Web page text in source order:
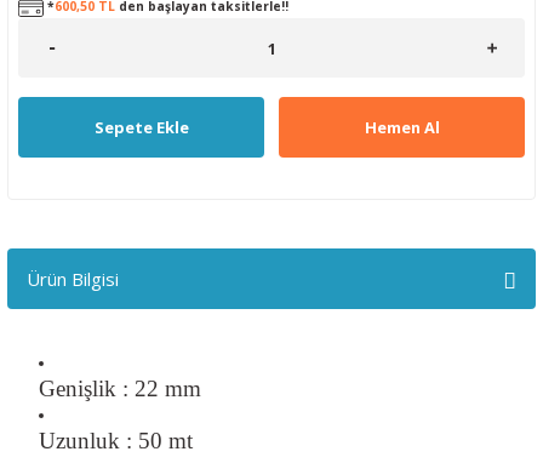
*600,50 TL den başlayan taksitlerle!!
Sepete Ekle Hemen Al
Ürün Bilgisi
Genişlik : 22 mm
Uzunluk : 50 mt